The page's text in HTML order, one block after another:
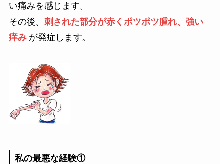
い痛みを感じます。
その後、 刺された部分が赤くポツポツ腫れ、強い
痒み が発症します。
私の最悪な経験①